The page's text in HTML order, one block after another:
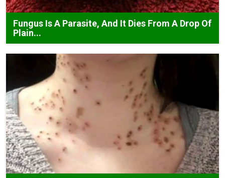
Fungus Is A Parasite, And It Dies From A Drop Of
Plain...